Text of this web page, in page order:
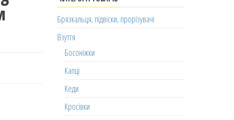
Брязкальця, підвіски, прорізувачі
Взуття
Босоніжки
Капці
Кеди
Кросівки